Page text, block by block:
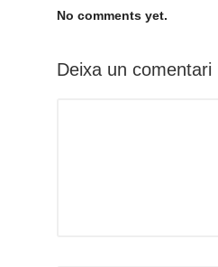
No comments yet.
Deixa un comentari